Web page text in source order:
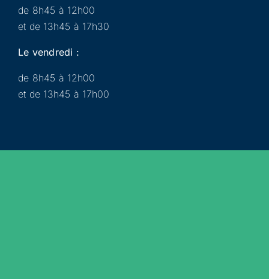
de 8h45 à 12h00
et de 13h45 à 17h30
Le vendredi :
de 8h45 à 12h00
et de 13h45 à 17h00